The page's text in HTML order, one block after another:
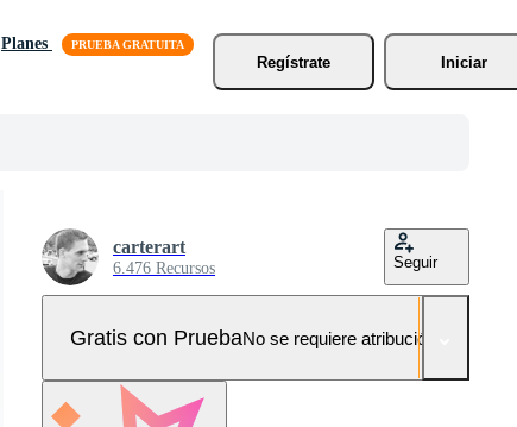
Planes
Regístrate
Iniciar
carterart
6.476 Recursos Seguir
Gratis con PruebaNo se requiere atribución!